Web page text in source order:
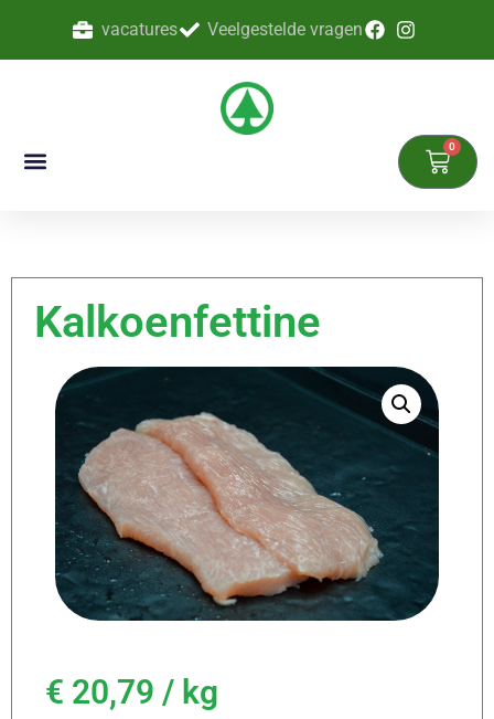
vacatures Veelgestelde vragen
0
Kalkoenfettine
€ 20,79 / kg